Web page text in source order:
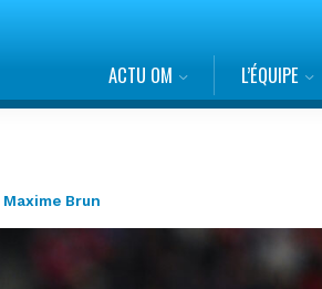
ACTU OM L’ÉQUIPE
Maxime Brun